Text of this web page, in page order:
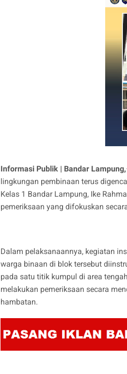
Informasi Publik | Bandar Lampung,
lingkungan pembinaan terus
Kelas 1 Bandar Lampung, Ike
pemeriksaan yang difokuskan
Dalam pelaksanaannya, kegiatan
warga binaan di blok tersebut
pada satu titik kumpul di area
melakukan pemeriksaan secara
hambatan.